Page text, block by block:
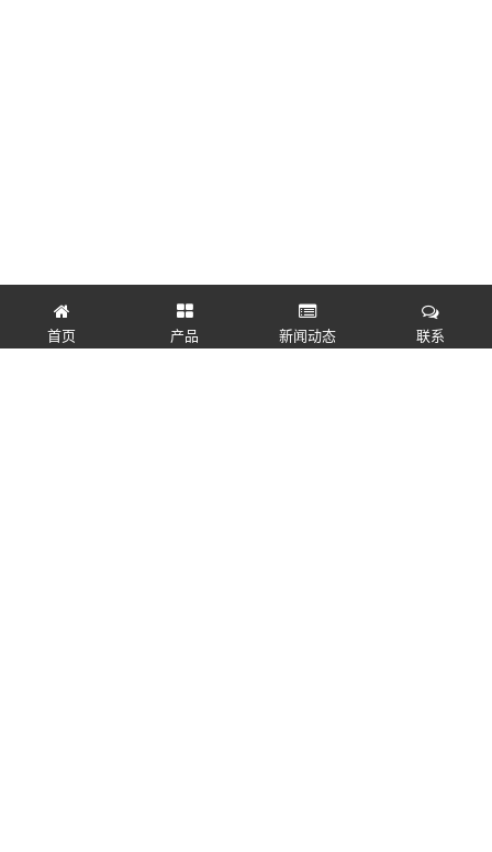
首页 产品 新闻动态 联系